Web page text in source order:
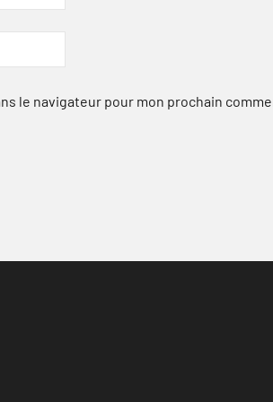
le navigateur pour mon prochain